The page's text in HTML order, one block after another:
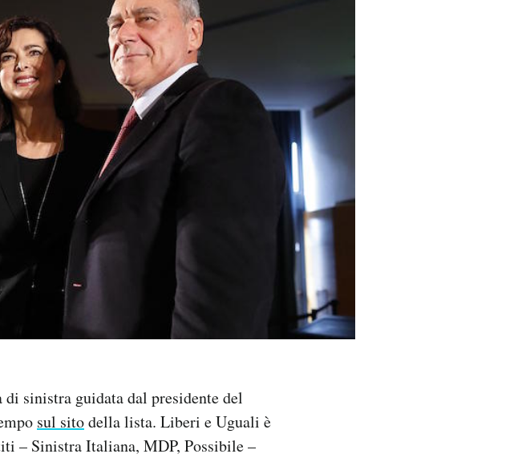
sinistra guidata dal presidente del
sul sitodella lista. Liberi e Uguali è
– Sinistra Italiana, MDP, Possibile –